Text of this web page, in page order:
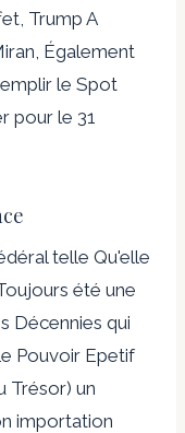
Trump A
Également
le Spot
pour le 31
telle Qu'elle
été une
Décennies qui
Pouvoir Epetif
Trésor) un
importation